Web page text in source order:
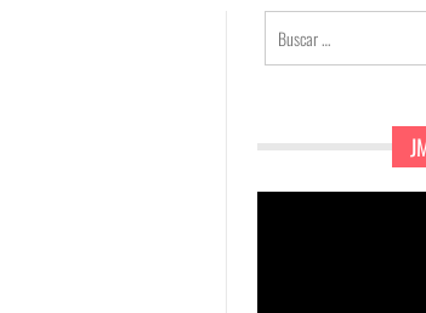
Buscar: